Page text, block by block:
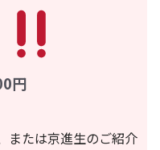
円
または京進生のご紹介